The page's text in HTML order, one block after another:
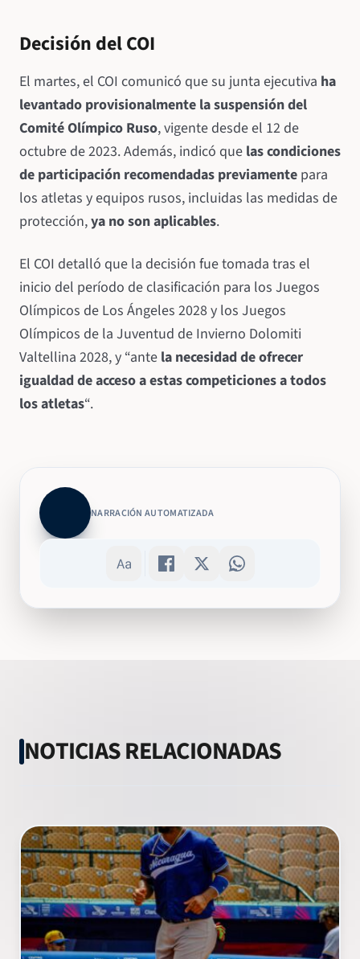
Decisión del COI
El martes, el COI comunicó que su junta ejecutiva ha
levantado provisionalmente la suspensión del
Comité Olímpico Ruso, vigente desde el 12 de
octubre de 2023. Además, indicó que las condiciones
de participación recomendadas previamente para
los atletas y equipos rusos, incluidas las medidas de
protección,ya no son aplicables.
El COI detalló que la decisión fue tomada tras el
inicio del período de clasificación para los Juegos
Olímpicos de Los Ángeles 2028 y los Juegos
Olímpicos de la Juventud de Invierno Dolomiti
Valtellina 2028, y “ante la necesidad de ofrecer
igualdad de acceso a estas competiciones a todos
los atletas“.
NARRACIÓN AUTOMATIZADA
NOTICIAS RELACIONADAS